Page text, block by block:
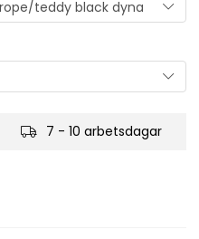
7 - 10 arbetsdagar